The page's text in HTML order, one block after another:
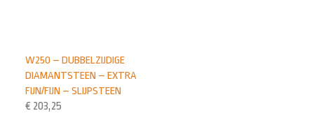
W250 – DUBBELZIJDIGE
DIAMANTSTEEN – EXTRA
FIJN/FIJN – SLIJPSTEEN
€ 203,25